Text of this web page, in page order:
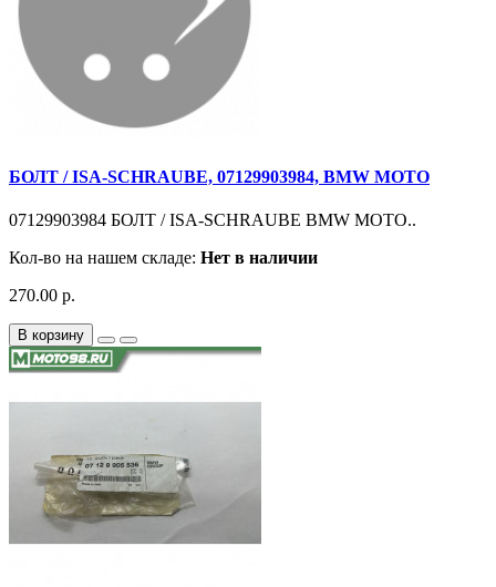
БОЛТ / ISA-SCHRAUBE, 07129903984, BMW MOTO
07129903984 БОЛТ / ISA-SCHRAUBE BMW MOTO..
Кол-во на нашем складе: Нет в наличии
270.00 р.
В корзину